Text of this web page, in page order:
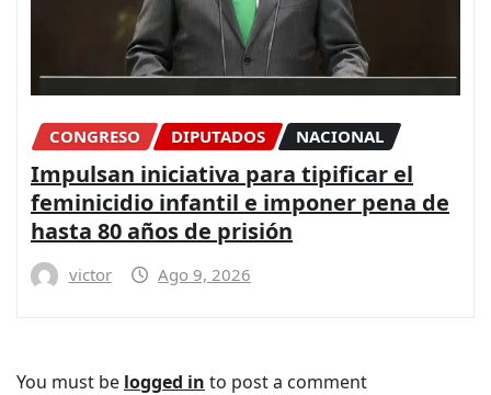
CONGRESO DIPUTADOS NACIONAL
Impulsan iniciativa para tipificar el
feminicidio infantil e imponer pena de
hasta 80 años de prisión
victor Ago 9, 2026
You must be logged in to post a comment